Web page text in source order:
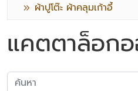
ผ้าปูโต๊ะ ผ้าคลุมเก้าอี้
แคตตาล็อก